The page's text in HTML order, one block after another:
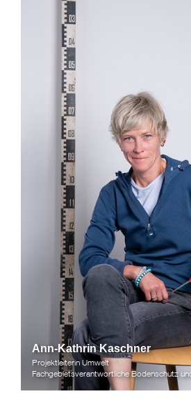
Ann-Kathrin Kaschner
Projektleiterin Umwelt
Fachgebietsverantwortliche Bodenschutz